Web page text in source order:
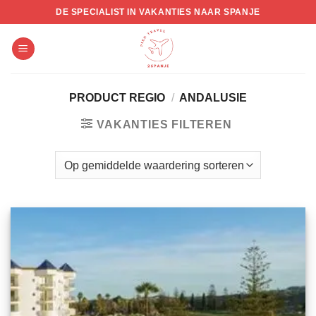
to
content
DE SPECIALIST IN VAKANTIES NAAR SPANJE
PRODUCT REGIO / ANDALUSIE
VAKANTIES FILTEREN